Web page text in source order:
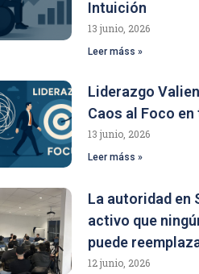
Intuición
13 junio, 2026
Leer máss »
Liderazgo
Caos al Foco en
13 junio, 2026
Leer máss »
La autoridad en
activo que
puede
12 junio, 2026